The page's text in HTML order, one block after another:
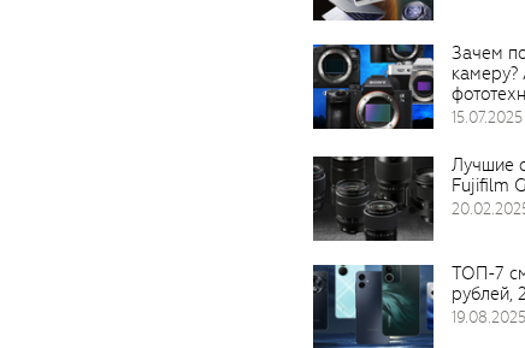
Зачем
15.07.2025
Лучшие
Fujifilm
ТОП-7
рублей,
19.08.2025